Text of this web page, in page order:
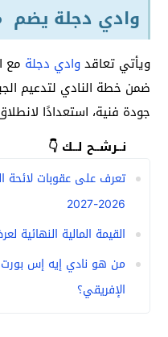
وادي دجلة يضم
ويأتي تعاقدوادي دجلة
ضمن خطة النادي لتدعيم
جودة فنية، استعدادًا
نــرشــح لــك 👇
تعرف على عقوبات لائحة
2026-2027
القيمة المالية
من هو نادي إيه إس
الإفريقي؟